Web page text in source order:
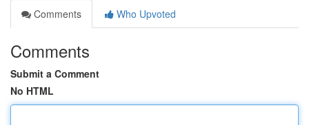
Comments
Who Upvoted
Comments
Submit a Comment
No HTML